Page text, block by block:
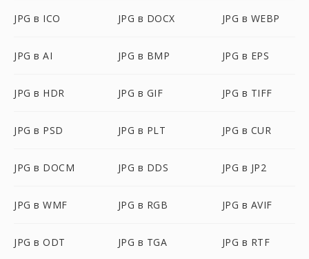
JPG в ICO JPG в DOCX JPG в WEBP
JPG в AI JPG в BMP JPG в EPS
JPG в HDR JPG в GIF JPG в TIFF
JPG в PSD JPG в PLT JPG в CUR
JPG в DOCM JPG в DDS JPG в JP2
JPG в WMF JPG в RGB JPG в AVIF
JPG в ODT JPG в TGA JPG в RTF